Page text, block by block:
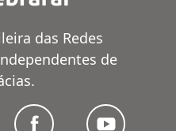
das Redes
de